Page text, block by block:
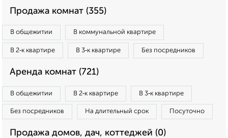
Продажа комнат (355)
В общежитии В коммунальной квартире
В 2‑к квартире В 3‑к квартире Без посредников
Аренда комнат (721)
В общежитии В 2‑к квартире В 3‑к квартире
Без посредников На длительный срок Посуточно
Продажа домов, дач, коттеджей (0)